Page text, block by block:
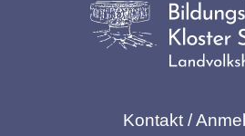
Kontakt /